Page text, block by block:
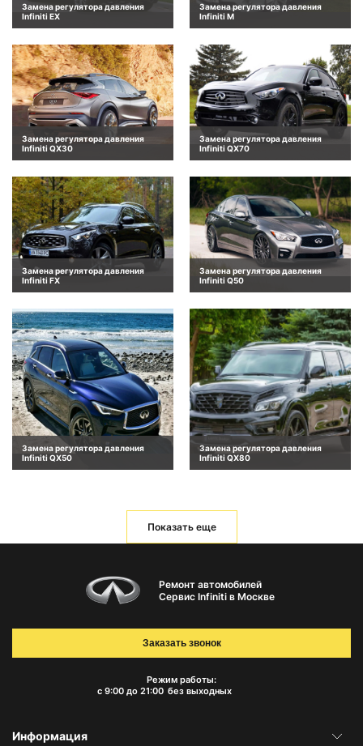
Замена регулятора давления
Infiniti EX
Замена регулятора давления
Infiniti M
Замена регулятора давления
Infiniti QX30
Замена регулятора давления
Infiniti QX70
Замена регулятора давления
Infiniti FX
Замена регулятора давления
Infiniti Q50
Замена регулятора давления
Infiniti QX50
Замена регулятора давления
Infiniti QX80
Показать еще
Ремонт автомобилей
Сервис Infiniti в Москве
Режим работы:
с 9:00 до 21:00 без выходных
Заказать звонок
Информация